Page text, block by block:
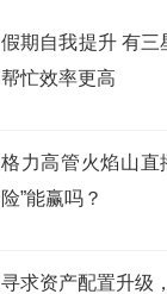
假期自我提升 有三
帮忙效率更高
格力高管火焰山直
险”能赢吗？
寻求资产配置升级